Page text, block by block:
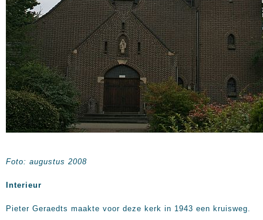
Foto: augustus 2008
Interieur
Pieter Geraedts maakte voor deze kerk in 1943 een kruisweg.